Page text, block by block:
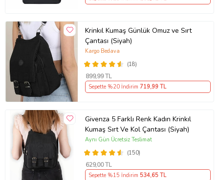
Krinkıl Kumaş Günlük Omuz ve Sırt
Çantası (Siyah)
(18)
Kargo Bedava
899,99 TL
Sepette %20 İndirim 719,99 TL
Givenza 5 Farklı Renk Kadın Krinkıl
Kumaş Sırt Ve Kol Çantası (Siyah)
(150)
Aynı Gün Ücretsiz Teslimat
629,00 TL
Sepette %15 İndirim 534,65 TL